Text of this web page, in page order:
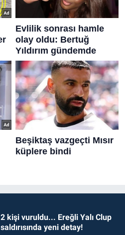
2 kişi vuruldu... Ereğli Yalı Clup
saldırısında yeni detay!